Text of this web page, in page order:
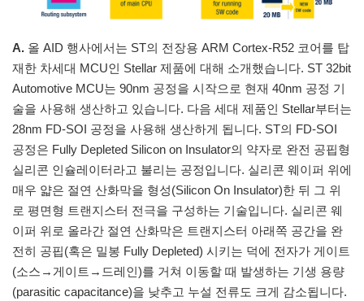
A. 올 AID 행사에서는 ST의 전장용 ARM Cortex-R52 코어를 탑
재한 차세대 MCU인 Stellar 제품에 대해 소개했습니다. ST 32bit
Automotive MCU는 90nm 공정을 시작으로 현재 40nm 공정 기
술을 사용해 생산하고 있습니다. 다음 세대 제품인 Stellar부터는
28nm FD-SOI 공정을 사용해 생산하게 됩니다. ST의 FD-SOI
공정은 Fully Depleted Silicon on Insulator의 약자로 완전 공핍형
실리콘 인슐레이터라고 불리는 공정입니다. 실리콘 웨이퍼 위에
매우 얇은 절연 산화막을 형성(Silicon On Insulator)한 뒤 그 위
로 평면형 트랜지스터 전극을 구성하는 기술입니다. 실리콘 웨
이퍼 위로 올라간 절연 산화막은 트랜지스터 아래쪽 공간을 완
전히 공핍(혹은 밀봉 Fully Depleted) 시키는 덕에 전자가 게이트
(소스→게이트→드레인)를 거쳐 이동할 때 발생하는 기생 용량
(parasitic capacitance)을 낮추고 누설 전류도 크게 감소됩니다.